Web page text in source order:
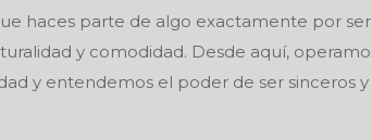
haces parte de algo exactamente por
y comodidad. Desde aquí,
y entendemos el poder de ser sinceros